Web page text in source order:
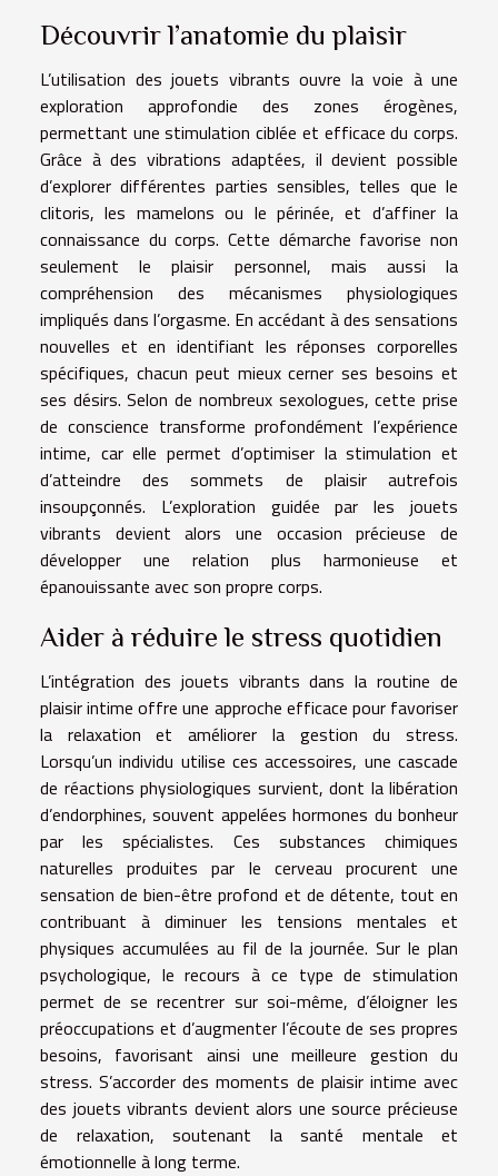
Découvrir l’anatomie du plaisir
L’utilisation des jouets vibrants ouvre la voie à une
exploration approfondie des zones érogènes,
permettant une stimulation ciblée et efficace du corps.
Grâce à des vibrations adaptées, il devient possible
d’explorer différentes parties sensibles, telles que le
clitoris, les mamelons ou le périnée, et d’affiner la
connaissance du corps. Cette démarche favorise non
seulement le plaisir personnel, mais aussi la
compréhension des mécanismes physiologiques
impliqués dans l’orgasme. En accédant à des sensations
nouvelles et en identifiant les réponses corporelles
spécifiques, chacun peut mieux cerner ses besoins et
ses désirs. Selon de nombreux sexologues, cette prise
de conscience transforme profondément l’expérience
intime, car elle permet d’optimiser la stimulation et
d’atteindre des sommets de plaisir autrefois
insoupçonnés. L’exploration guidée par les jouets
vibrants devient alors une occasion précieuse de
développer une relation plus harmonieuse et
épanouissante avec son propre corps.
Aider à réduire le stress quotidien
L’intégration des jouets vibrants dans la routine de
plaisir intime offre une approche efficace pour favoriser
la relaxation et améliorer la gestion du stress.
Lorsqu’un individu utilise ces accessoires, une cascade
de réactions physiologiques survient, dont la libération
d’endorphines, souvent appelées hormones du bonheur
par les spécialistes. Ces substances chimiques
naturelles produites par le cerveau procurent une
sensation de bien-être profond et de détente, tout en
contribuant à diminuer les tensions mentales et
physiques accumulées au fil de la journée. Sur le plan
psychologique, le recours à ce type de stimulation
permet de se recentrer sur soi-même, d’éloigner les
préoccupations et d’augmenter l’écoute de ses propres
besoins, favorisant ainsi une meilleure gestion du
stress. S’accorder des moments de plaisir intime avec
des jouets vibrants devient alors une source précieuse
de relaxation, soutenant la santé mentale et
émotionnelle à long terme.